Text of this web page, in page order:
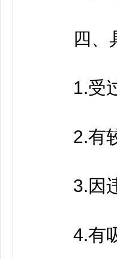
四、具
1.受过
2.有较
3.因违
4.有吸